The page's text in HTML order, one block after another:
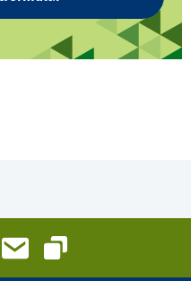
E-Mail
Link kopieren